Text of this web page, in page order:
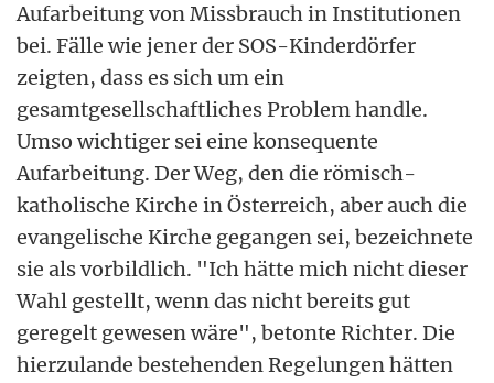
Aufarbeitung von Missbrauch in Institutionen
bei. Fälle wie jener der SOS-Kinderdörfer
zeigten, dass es sich um ein
gesamtgesellschaftliches Problem handle.
Umso wichtiger sei eine konsequente
Aufarbeitung. Der Weg, den die römisch-
katholische Kirche in Österreich, aber auch die
evangelische Kirche gegangen sei, bezeichnete
sie als vorbildlich. "Ich hätte mich nicht dieser
Wahl gestellt, wenn das nicht bereits gut
geregelt gewesen wäre", betonte Richter. Die
hierzulande bestehenden Regelungen hätten